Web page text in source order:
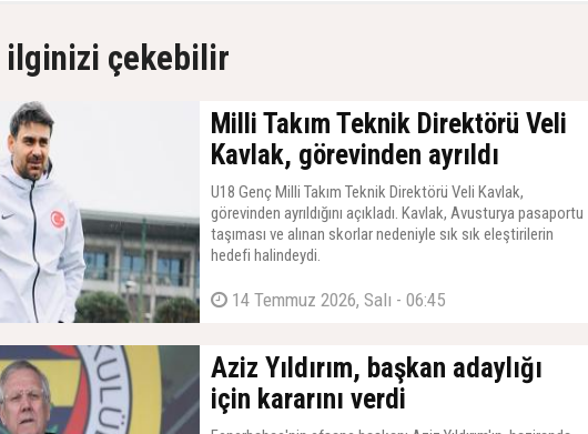
ilginizi çekebilir
Milli Takım Teknik Direktörü Veli
Kavlak, görevinden ayrıldı
U18 Genç Milli Takım Teknik Direktörü Veli Kavlak,
görevinden ayrıldığını açıkladı. Kavlak, Avusturya pasaportu
taşıması ve alınan skorlar nedeniyle sık sık eleştirilerin
hedefi halindeydi.
14 Temmuz 2026, Salı - 06:45
Aziz Yıldırım, başkan adaylığı
için kararını verdi